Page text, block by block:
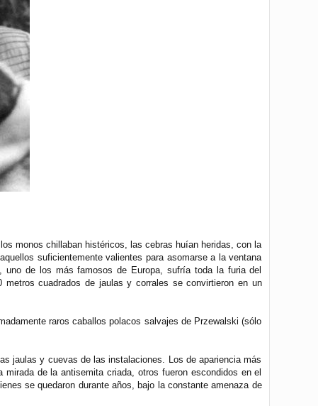
monos chillaban histéricos, las cebras huían heridas, con la
suficientemente valientes para asomarse a la ventana
de los más famosos de Europa, sufría toda la furia del
metros cuadrados de jaulas y corrales se convirtieron en un
raros caballos polacos salvajes de Przewalski (sólo
jaulas y cuevas de las instalaciones. Los de apariencia más
de la antisemita criada, otros fueron escondidos en el
se quedaron durante años, bajo la constante amenaza de